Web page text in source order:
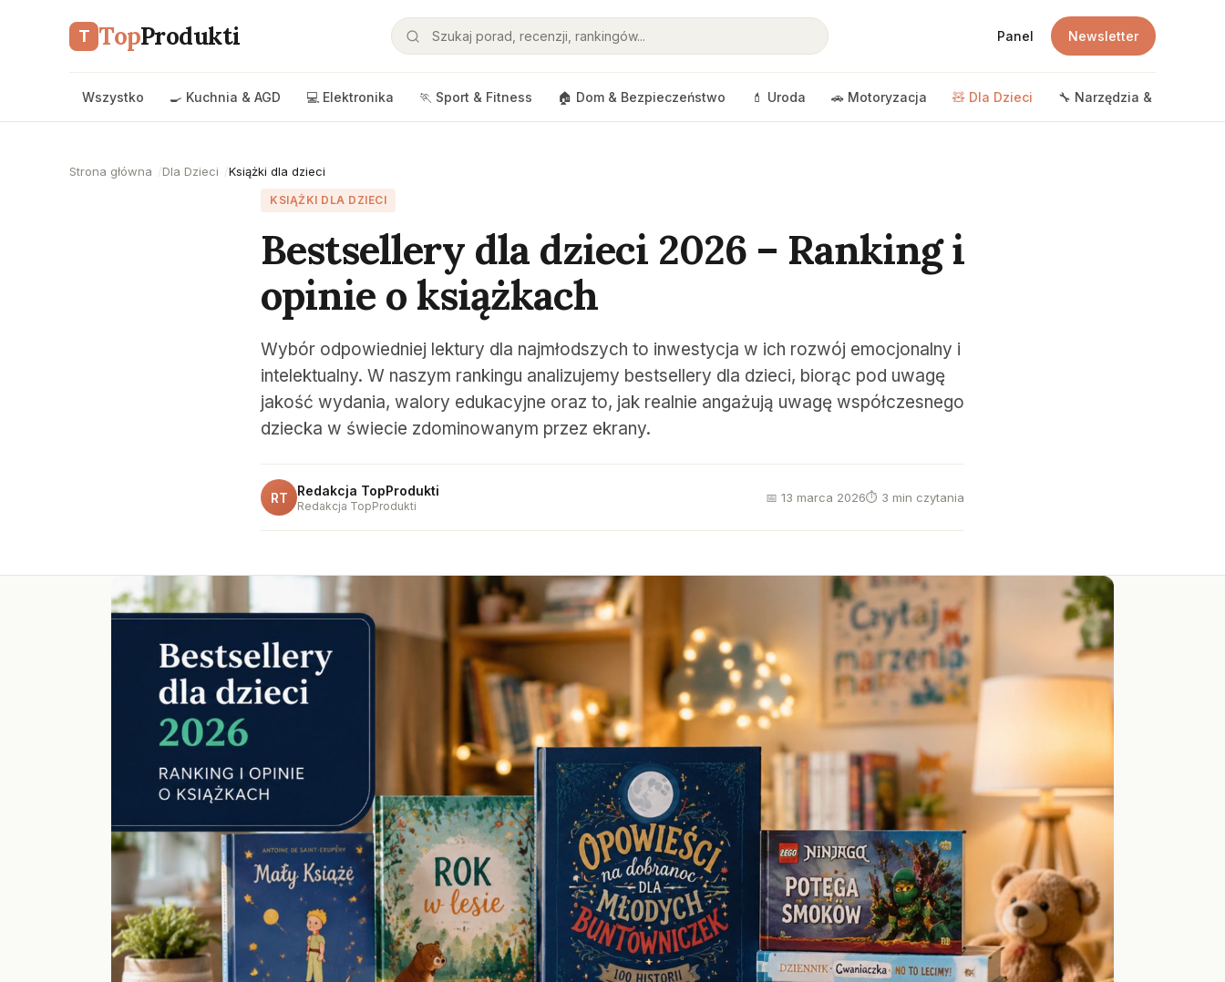
T TopProdukti Panel Newsletter
Wszystko 🍳 Kuchnia & AGD 💻 Elektronika 🏃 Sport & Fitness 🏠 Dom & Bezpieczeństwo 💄 Uroda 🚗 Motoryzacja 🧸 Dla Dzieci 🔧 Narzędzia & DIY
Strona główna Dla Dzieci Książki dla dzieci
KSIĄŻKI DLA DZIECI
Bestsellery dla dzieci 2026 – Ranking i
opinie o książkach
Wybór odpowiedniej lektury dla najmłodszych to inwestycja w ich rozwój emocjonalny i
intelektualny. W naszym rankingu analizujemy bestsellery dla dzieci, biorąc pod uwagę
jakość wydania, walory edukacyjne oraz to, jak realnie angażują uwagę współczesnego
dziecka w świecie zdominowanym przez ekrany.
RT Redakcja TopProdukti
Redakcja TopProdukti
📅 13 marca 2026⏱ 3 min czytania